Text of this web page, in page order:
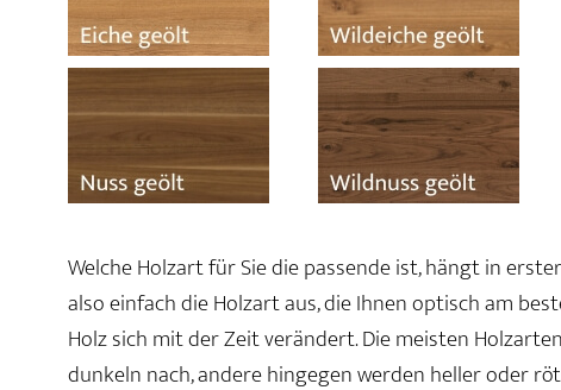
Welche Holzart für Sie die passende ist, hängt in
also einfach die Holzart aus, die Ihnen optisch am
Holz sich mit der Zeit verändert. Die meisten
dunkeln nach, andere hingegen werden heller oder